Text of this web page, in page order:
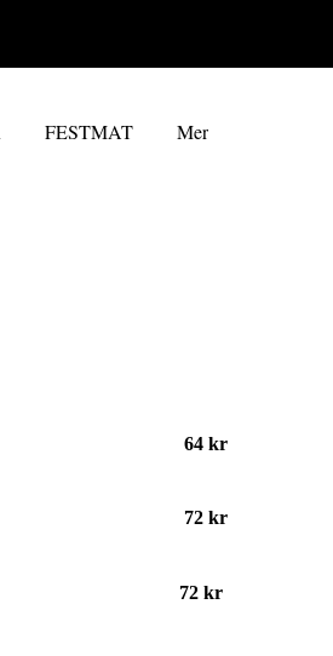
FESTMAT Mer
64 kr
72 kr
72 kr